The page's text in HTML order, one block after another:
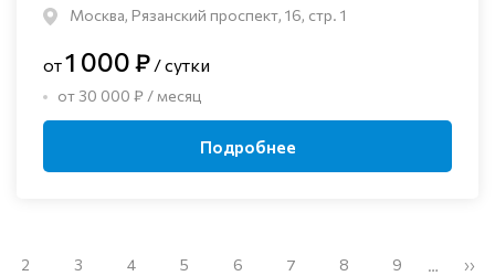
Москва, Рязанский проспект, 16, стр. 1
от1 000 ₽ / сутки
от 30 000 ₽ / месяц
Подробнее
2 3 4 5 6 7 8 9 … ››